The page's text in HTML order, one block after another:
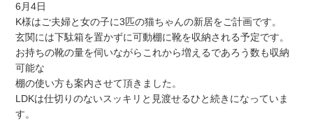
6月4日
K様はご夫婦と女の子に3匹の猫ちゃんの新居をご計画です。
玄関には下駄箱を置かずに可動棚に靴を収納される予定です。
お持ちの靴の量を伺いながらこれから増えるであろう数も収納
可能な
棚の使い方も案内させて頂きました。
LDKは仕切りのないスッキリと見渡せるひと続きになっていま
す。